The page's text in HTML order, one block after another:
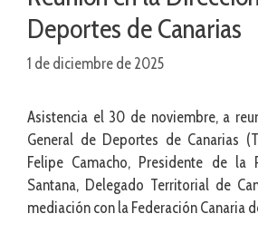
Deportes de Canarias
1 de diciembre de 2025
Asistencia el 30 de noviembre, a
General de Deportes de Canarias
Felipe Camacho, Presidente de la
Santana, Delegado Territorial de
mediación con la Federación Canaria